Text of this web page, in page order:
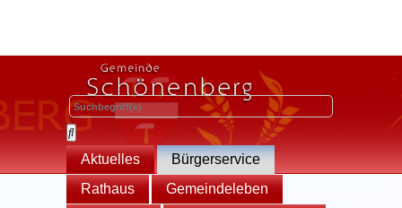
Aktuelles
Bürgerservice
Rathaus
Gemeindeleben